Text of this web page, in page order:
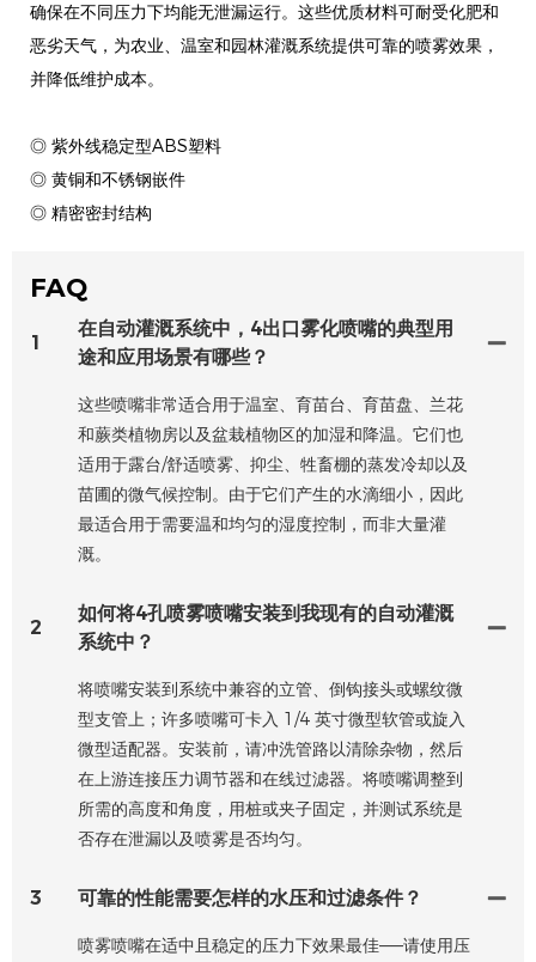
确保在不同压力下均能无泄漏运行。这些优质材料可耐受化肥和
恶劣天气，为农业、温室和园林灌溉系统提供可靠的喷雾效果，
并降低维护成本。
◎ 紫外线稳定型ABS塑料
◎ 黄铜和不锈钢嵌件
◎ 精密密封结构
FAQ
1
在自动灌溉系统中，4出口雾化喷嘴的典型用
途和应用场景有哪些？
这些喷嘴非常适合用于温室、育苗台、育苗盘、兰花
和蕨类植物房以及盆栽植物区的加湿和降温。它们也
适用于露台/舒适喷雾、抑尘、牲畜棚的蒸发冷却以及
苗圃的微气候控制。由于它们产生的水滴细小，因此
最适合用于需要温和均匀的湿度控制，而非大量灌
溉。
2
如何将4孔喷雾喷嘴安装到我现有的自动灌溉
系统中？
将喷嘴安装到系统中兼容的立管、倒钩接头或螺纹微
型支管上；许多喷嘴可卡入 1/4 英寸微型软管或旋入
微型适配器。安装前，请冲洗管路以清除杂物，然后
在上游连接压力调节器和在线过滤器。将喷嘴调整到
所需的高度和角度，用桩或夹子固定，并测试系统是
否存在泄漏以及喷雾是否均匀。
3 可靠的性能需要怎样的水压和过滤条件？
喷雾喷嘴在适中且稳定的压力下效果最佳——请使用压